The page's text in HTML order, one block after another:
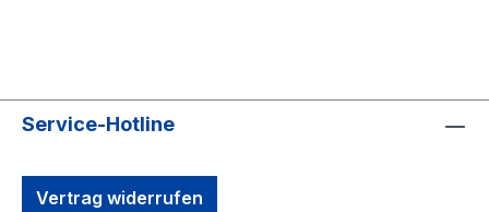
Service-Hotline
Vertrag widerrufen